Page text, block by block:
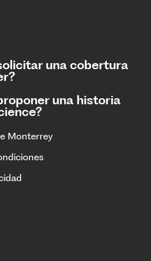
una cobertura
una historia
Monterrey